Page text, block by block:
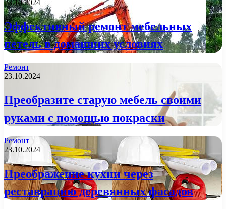
23.10.2024
Эффективный ремонт мебельных
петель в домашних условиях
Ремонт
23.10.2024
Преобразите старую мебель своими
руками с помощью покраски
Ремонт
23.10.2024
Преображение кухни через
реставрацию деревянных фасадов